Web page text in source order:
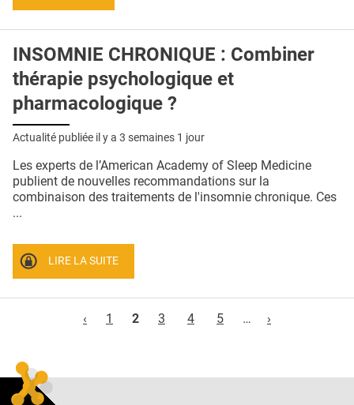
INSOMNIE CHRONIQUE : Combiner
thérapie psychologique et
pharmacologique ?
Actualité publiée il y a 3 semaines 1 jour
Les experts de l’American Academy of Sleep Medicine
publient de nouvelles recommandations sur la
combinaison des traitements de l'insomnie chronique. Ces
...
LIRE LA SUITE
‹
1 2 3 4 5 … ›